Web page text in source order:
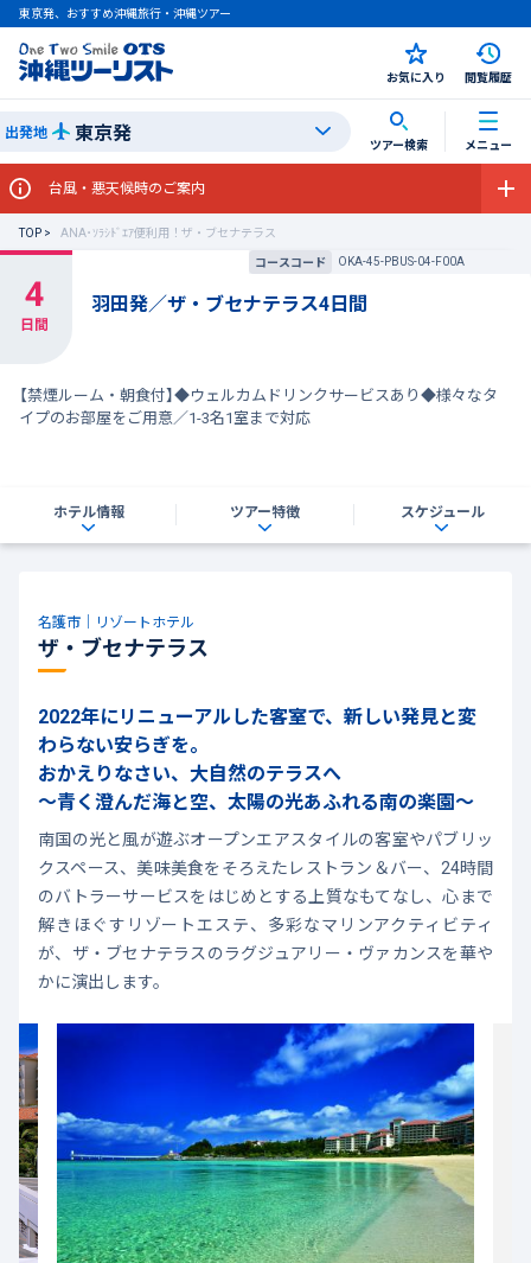
東京発、おすすめ沖縄旅行・沖縄ツアー
お気に入り 閲覧履歴
出発地 東京発 ツアー検索 メニュー
台風・悪天候時のご案内
TOP
ANA･ｿﾗｼﾄﾞｴｱ便利用！ザ・ブセナテラス
コースコード
OKA-45-PBUS-04-F00A
羽田発／ザ・ブセナテラス4日間
【禁煙ルーム・朝食付】◆ウェルカムドリンクサービスあり◆様々なタ
イプのお部屋をご用意／1-3名1室まで対応
ホテル情報 ツアー特徴 スケジュール
名護市｜リゾートホテル
ザ・ブセナテラス
2022年にリニューアルした客室で、新しい発見と変
わらない安らぎを。
おかえりなさい、大自然のテラスへ
～青く澄んだ海と空、太陽の光あふれる南の楽園～
南国の光と風が遊ぶオープンエアスタイルの客室やパブリッ
クスペース、美味美食をそろえたレストラン＆バー、24時間
のバトラーサービスをはじめとする上質なもてなし、心まで
解きほぐすリゾートエステ、多彩なマリンアクティビティ
が、ザ・ブセナテラスのラグジュアリー・ヴァカンスを華や
かに演出します。